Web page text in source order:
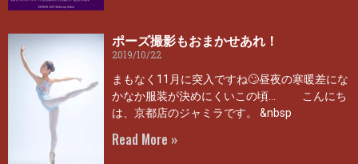
ポーズ撮影もおまかせあれ！
2019/10/22
まもなく11月に突入ですね🙄昼夜の寒暖差にな
かなか服装が決めにくいこの頃… こんにち
は、京都店のジャミラです。 &nbsp
Read More »